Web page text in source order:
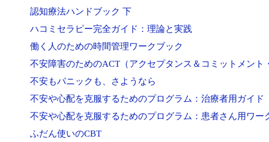
認知療法ハンドブック 下
ハコミセラピー完全ガイド：理論と実践
働く人のための時間管理ワークブック
不安障害のためのACT（アクセプタンス＆コミットメント
不安もパニックも、さようなら
不安や心配を克服するためのプログラム：治療者用ガイド
不安や心配を克服するためのプログラム：患者さん用ワー
ふだん使いのCBT